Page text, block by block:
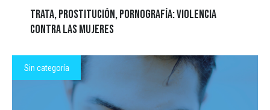
Trata, prostitución, pornografía: violencia
contra las mujeres
Sin categoría